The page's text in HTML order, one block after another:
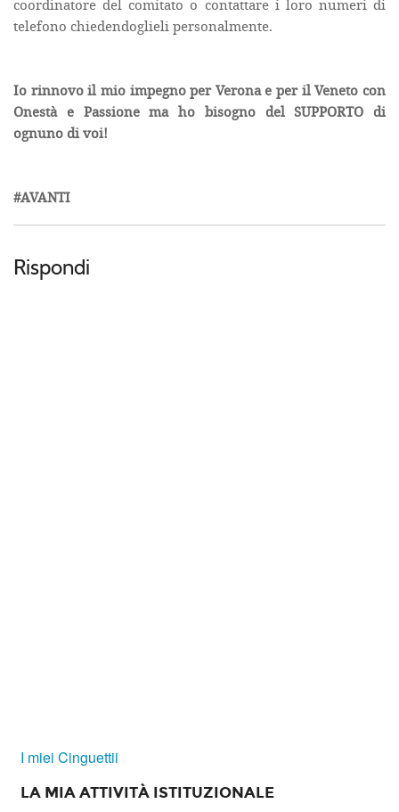
coordinatore del comitato o contattare i loro numeri di
telefono chiedendoglieli personalmente.
Io rinnovo il mio impegno per Verona e per il Veneto con
Onestà e Passione ma ho bisogno del SUPPORTO di
ognuno di voi!
#AVANTI
Rispondi
I miei Cinguettii
LA MIA ATTIVITÀ ISTITUZIONALE